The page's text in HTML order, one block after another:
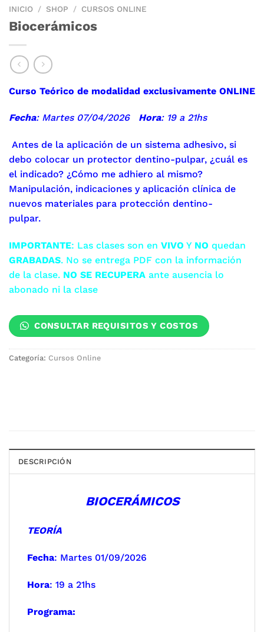
INICIO / SHOP / CURSOS ONLINE
Biocerámicos
Curso Teórico de modalidad exclusivamente ONLINE
Fecha: Martes 07/04/2026 Hora: 19 a 21hs
Antes de la aplicación de un sistema adhesivo, si
debo colocar un protector dentino-pulpar, ¿cuál es
el indicado? ¿Cómo me adhiero al mismo?
Manipulación, indicaciones y aplicación clínica de
nuevos materiales para protección dentino-
IMPORTANTE: Las clases son en VIVO Y NO quedan
GRABADAS. No se entrega PDF con la información
de la clase. NO SE RECUPERA ante ausencia lo
abonado ni la clase
CONSULTAR REQUISITOS Y COSTOS
Categoría: Cursos Online
DESCRIPCIÓN
BIOCERÁMICOS
TEORÍA
Fecha: Martes 01/09/2026
Hora: 19 a 21hs
Programa: